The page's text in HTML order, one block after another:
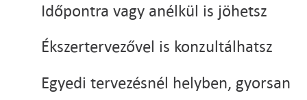
Időpontra vagy anélkül is jöhetsz
Ékszertervezővel is konzultálhatsz
Egyedi tervezésnél helyben, gyorsan